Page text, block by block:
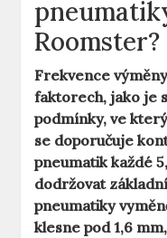
Roomster?
Frekvence
faktorech, jako je
podmínky, ve
se doporučuje
pneumatik každé
dodržovat
pneumatiky
klesne pod 1,6